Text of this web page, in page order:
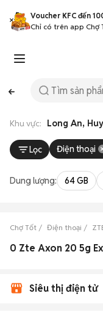
Voucher KFC đến
Chỉ có trên app Chợ
Khu vực: Long An,
Lọc Điện thoại
Dung lượng: 64 GB
Chợ Tốt Điện thoại
Siêu thị điện tử